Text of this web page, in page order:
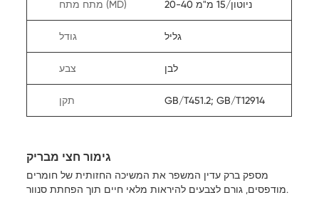
מתח מתח (MD) 20-40 ניוטון/15 מ"מ
גודל גליל
צבע לבן
תקן GB/T451.2; GB/T12914
גימור חצי מבריק
מספק ברק עדין המשפר את המשיכה החזותית של חומרים
מודפסים, גורם לצבעים להיראות מלאי חיים תוך הפחתת סנוור.